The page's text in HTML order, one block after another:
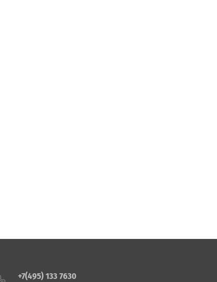
+7(495) 133 7630